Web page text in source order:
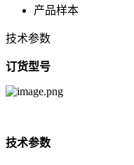
产品样本
技术参数
订货型号
技术参数